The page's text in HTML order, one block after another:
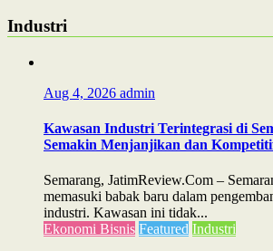
Industri
Aug 4, 2026 admin
Kawasan Industri Terintegrasi di
Semakin Menjanjikan dan
Semarang, JatimReview.Com –
memasuki babak baru dalam
industri. Kawasan ini tidak...
Ekonomi Bisnis Featured Industri